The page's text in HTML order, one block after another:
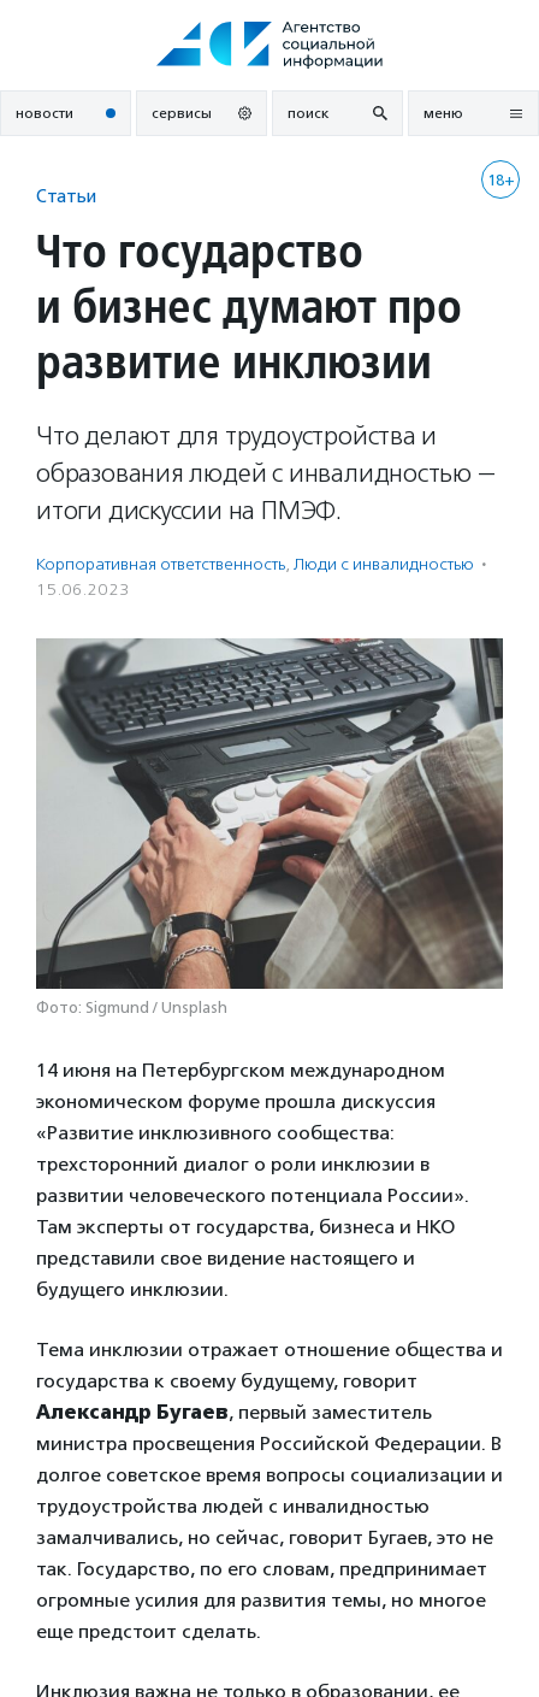
новости сервисы поиск меню
18+
Статьи
Что государство
и бизнес думают про
развитие инклюзии
Что делают для трудоустройства и
образования людей с инвалидностью —
итоги дискуссии на ПМЭФ.
Корпоративная ответственность, Люди с инвалидностью ·
15.06.2023
Фото: Sigmund / Unsplash
14 июня на Петербургском международном
экономическом форуме прошла дискуссия
«Развитие инклюзивного сообщества:
трехсторонний диалог о роли инклюзии в
развитии человеческого потенциала России».
Там эксперты от государства, бизнеса и НКО
представили свое видение настоящего и
будущего инклюзии.
Тема инклюзии отражает отношение общества и
государства к своему будущему, говорит
Александр Бугаев, первый заместитель
министра просвещения Российской Федерации. В
долгое советское время вопросы социализации и
трудоустройства людей с инвалидностью
замалчивались, но сейчас, говорит Бугаев, это не
так. Государство, по его словам, предпринимает
огромные усилия для развития темы, но многое
еще предстоит сделать.
Инклюзия важна не только в образовании, ее